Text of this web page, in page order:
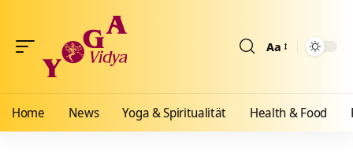
Aa
Home News Yoga & Spiritualität Health & Food